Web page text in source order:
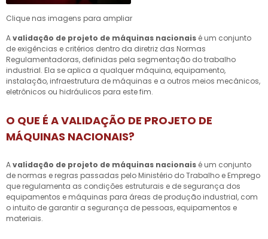
Clique nas imagens para ampliar
Avalidação de projeto de máquinas nacionais é um conjunto
de exigências e critérios dentro da diretriz das Normas
Regulamentadoras, definidas pela segmentação do trabalho
industrial. Ela se aplica a qualquer máquina, equipamento,
instalação, infraestrutura de máquinas e a outros meios mecânicos,
eletrônicos ou hidráulicos para este fim.
O QUE É A VALIDAÇÃO DE PROJETO DE
MÁQUINAS NACIONAIS?
Avalidação de projeto de máquinas nacionais é um conjunto
de normas e regras passadas pelo Ministério do Trabalho e Emprego
que regulamenta as condições estruturais e de segurança dos
equipamentos e máquinas para áreas de produção industrial, com
o intuito de garantir a segurança de pessoas, equipamentos e
materiais.